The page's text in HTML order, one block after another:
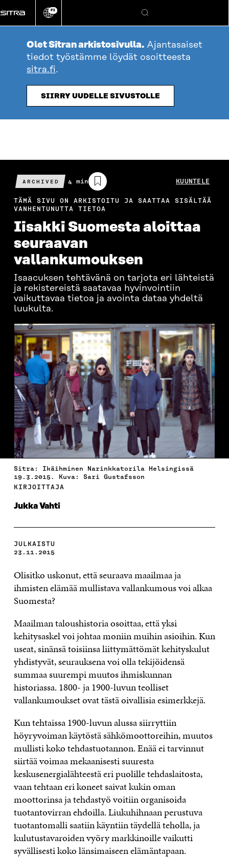
suoraan
sisältöön
Vaihda
kieli
FI
Hae
Olet Sitran arkistosivulla. Ajantasaiset
tiedot työstämme löydät osoitteesta
sitra.fi.
SIIRRY UUDELLE SIVUSTOLLE
ARCHIVED
Arvioitu
lukuaika
4 min KUUNTELE
TÄMÄ SIVU ON ARKISTOITU JA SAATTAA SISÄLTÄÄ
VANHENTUNUTTA TIETOA
Iisakki Suomesta aloittaa
seuraavan
vallankumouksen
Isaacuksen tehtävänä on tarjota eri lähteistä
ja rekistereistä saatavaa hyvinvointiin
vaikuttavaa tietoa ja avointa dataa yhdeltä
luukulta.
Sitra: Ikäihminen Narinkkatorila Helsingissä
19.3.2015. Kuva: Sari Gustafsson
KIRJOITTAJA
Jukka Vahti
JULKAISTU
23.11.2015
Olisitko uskonut, että seuraava maailmaa ja
ihmisten elämää mullistava vallankumous voi alkaa
Suomesta?
Maailman taloushistoria osoittaa, että yksi
kehitysaskel voi johtaa moniin muihin asioihin. Kun
useat, sinänsä toisiinsa liittymättömät kehityskulut
yhdistyvät, seurauksena voi olla tekijöidensä
summaa suurempi muutos ihmiskunnan
historiassa. 1800- ja 1900-luvun teolliset
vallankumoukset ovat tästä oivallisia esimerkkejä.
Kun tehtaissa 1900-luvun alussa siirryttiin
höyryvoiman käytöstä sähkömoottoreihin, muutos
mullisti koko tehdastuotannon. Enää ei tarvinnut
siirtää voimaa mekaanisesti suuresta
keskusenergialähteestä eri puolille tehdaslaitosta,
vaan tehtaan eri koneet saivat kukin oman
moottorinsa ja tehdastyö voitiin organisoida
tuotantovirran ehdoilla. Liukuhihnaan perustuva
tuotantomalli saatiin käyntiin täydellä teholla, ja
kulutustavaroiden vyöry markkinoille vaikutti
syvällisesti koko länsimaiseen elämäntapaan.